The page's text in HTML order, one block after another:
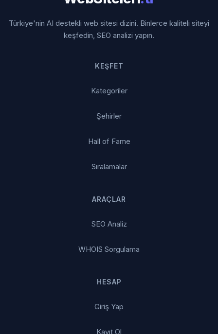
Türkiye'nin AI destekli web sitesi dizini. Binlerce kaliteli siteyi
keşfedin, SEO analizi yapın.
KEŞFET
Kategoriler
Şehirler
Hall of Fame
Sıralamalar
ARAÇLAR
SEO Analiz
WHOIS Sorgulama
HESAP
Giriş Yap
Kayıt Ol